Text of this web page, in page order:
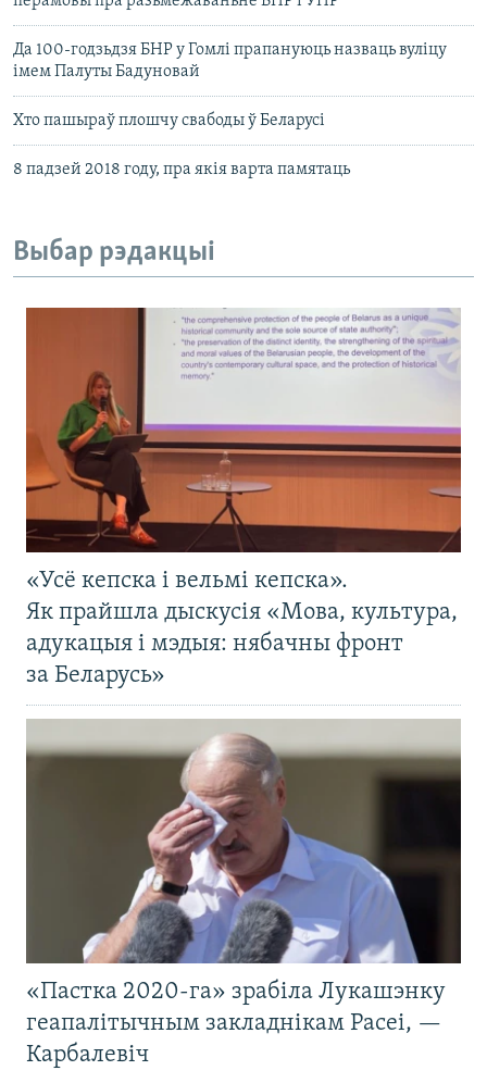
Да 100-годзьдзя БНР у Гомлі прапануюць назваць вуліцу
імем Палуты Бадуновай
Хто пашыраў плошчу свабоды ў Беларусі
8 падзей 2018 году, пра якія варта памятаць
Выбар рэдакцыі
«Усё кепска і вельмі кепска».
Як прайшла дыскусія «Мова, культура,
адукацыя і мэдыя: нябачны фронт
за Беларусь»
«Пастка 2020-га» зрабіла Лукашэнку
геапалітычным закладнікам Расеі, —
Карбалевіч